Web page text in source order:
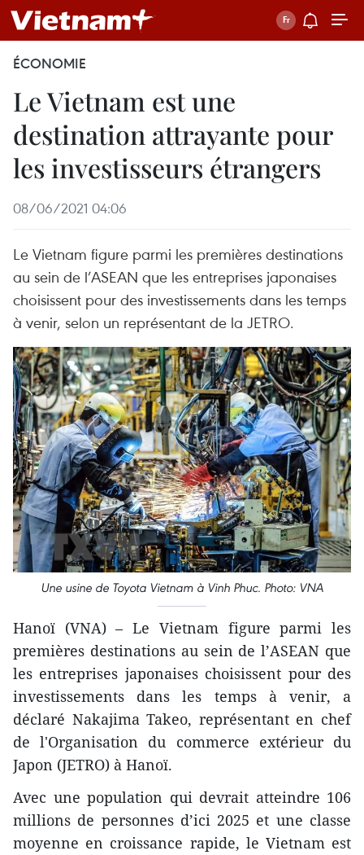
ÉCONOMIE
Le Vietnam est une
destination attrayante pour
les investisseurs étrangers
08/06/2021 04:06
Le Vietnam figure parmi les premières destinations
au sein de l’ASEAN que les entreprises japonaises
choisissent pour des investissements dans les temps
à venir, selon un représentant de la JETRO.
Une usine de Toyota Vietnam à Vinh Phuc. Photo: VNA
Hanoï (VNA) – Le Vietnam figure parmi les
premières destinations au sein de l’ASEAN que
les entreprises japonaises choisissent pour des
investissements dans les temps à venir, a
déclaré Nakajima Takeo, représentant en chef
de l'Organisation du commerce extérieur du
Japon (JETRO) à Hanoï.
Avec une population qui devrait atteindre 106
millions de personnes d’ici 2025 et une classe
moyenne en croissance rapide, le Vietnam est